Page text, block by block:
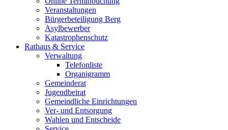
Veranstaltungen
Bürgerbeteiligung Berg
Asylbewerber
Katastrophenschutz
Rathaus & Service
Verwaltung
Telefonliste
Organigramm
Gemeinderat
Jugendbeirat
Gemeindliche Einrichtungen
Ver- und Entsorgung
Wahlen und Entscheide